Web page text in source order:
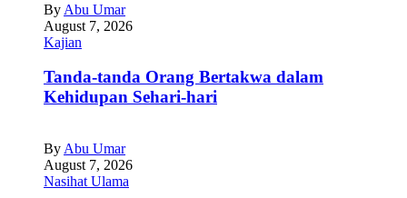
By Abu Umar
August 7, 2026
Kajian
Tanda-tanda Orang Bertakwa dalam
Kehidupan Sehari-hari
By Abu Umar
August 7, 2026
Nasihat Ulama